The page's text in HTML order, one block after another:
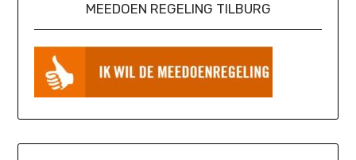
MEEDOEN REGELING TILBURG